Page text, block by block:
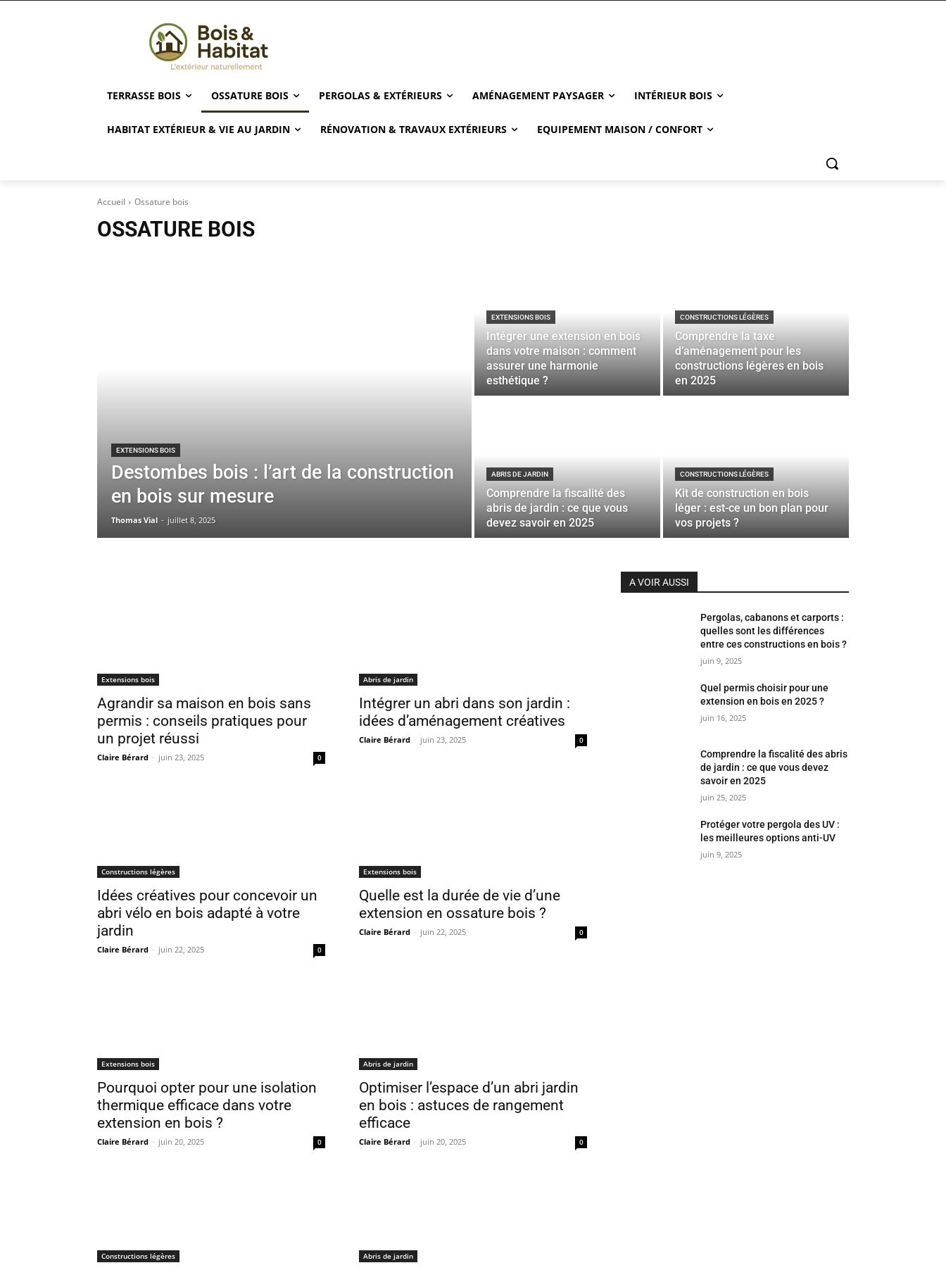
TERRASSE BOIS OSSATURE BOIS PERGOLAS & EXTÉRIEURS AMÉNAGEMENT PAYSAGER INTÉRIEUR BOIS
HABITAT EXTÉRIEUR & VIE AU JARDIN RÉNOVATION & TRAVAUX EXTÉRIEURS EQUIPEMENT MAISON / CONFORT
Accueil Ossature bois
OSSATURE BOIS
EXTENSIONS BOIS
Destombes bois : l’art de la construction
en bois sur mesure
Thomas Vial - juillet 8, 2025
EXTENSIONS BOIS
Intégrer une extension en bois
dans votre maison : comment
assurer une harmonie
esthétique ?
CONSTRUCTIONS LÉGÈRES
Comprendre la taxe
d’aménagement pour les
constructions légères en bois
en 2025
ABRIS DE JARDIN
Comprendre la fiscalité des
abris de jardin : ce que vous
devez savoir en 2025
CONSTRUCTIONS LÉGÈRES
Kit de construction en bois
léger : est-ce un bon plan pour
vos projets ?
Extensions bois
Agrandir sa maison en bois sans
permis : conseils pratiques pour
un projet réussi
Claire Bérard - juin 23, 2025 0
Abris de jardin
Intégrer un abri dans son jardin :
idées d’aménagement créatives
Claire Bérard - juin 23, 2025 0
Constructions légères
Idées créatives pour concevoir un
abri vélo en bois adapté à votre
jardin
Claire Bérard - juin 22, 2025 0
Extensions bois
Quelle est la durée de vie d’une
extension en ossature bois ?
Claire Bérard - juin 22, 2025 0
Extensions bois
Pourquoi opter pour une isolation
thermique efficace dans votre
extension en bois ?
Claire Bérard - juin 20, 2025 0
Abris de jardin
Optimiser l’espace d’un abri jardin
en bois : astuces de rangement
efficace
Claire Bérard - juin 20, 2025 0
Constructions légères Abris de jardin
A VOIR AUSSI
Pergolas, cabanons et carports :
quelles sont les différences
entre ces constructions en bois ?
juin 9, 2025
Quel permis choisir pour une
extension en bois en 2025 ?
juin 16, 2025
Comprendre la fiscalité des abris
de jardin : ce que vous devez
savoir en 2025
juin 25, 2025
Protéger votre pergola des UV :
les meilleures options anti-UV
juin 9, 2025